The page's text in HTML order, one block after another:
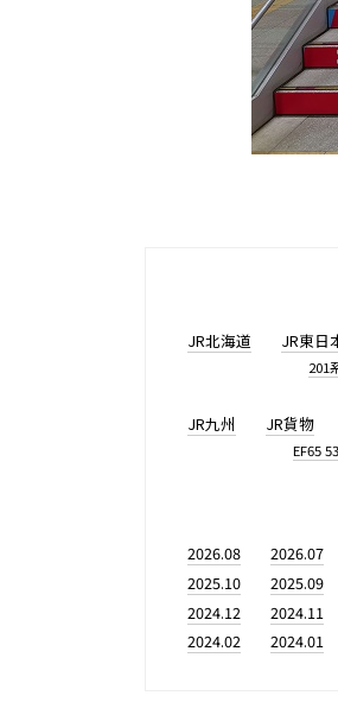
JR北海道 JR東日
201
JR九州 JR貨物
EF65
2026.08 2026.07
2025.10
2025.09
2024.12
2024.11
2024.02
2024.01